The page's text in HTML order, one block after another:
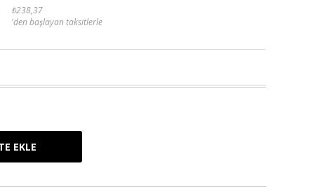
₺238,37
'den başlayan taksitlerle